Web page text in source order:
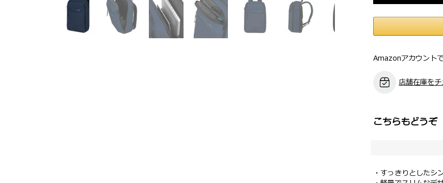
Amazonアカウント
店舗在庫を
こちらもどうぞ
・すっきりとしたシ